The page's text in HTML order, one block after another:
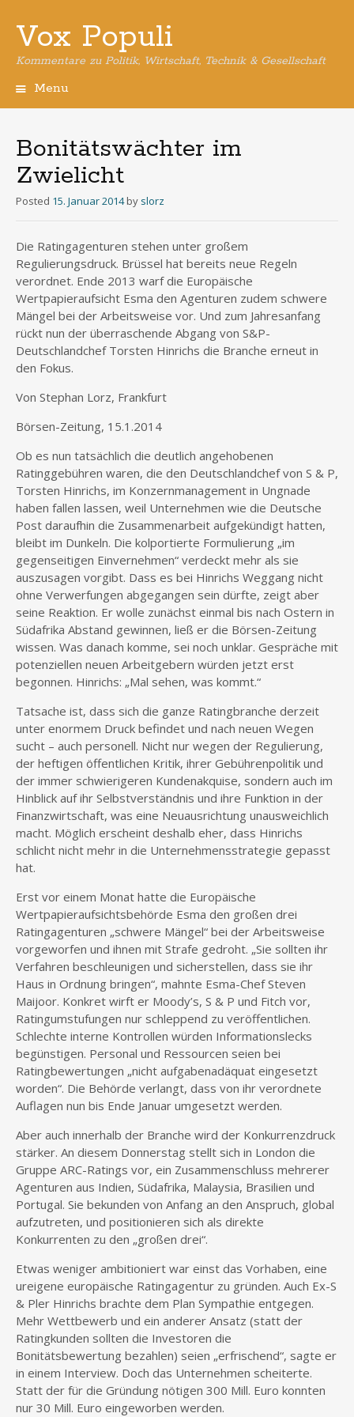
Vox Populi
Kommentare zu Politik, Wirtschaft, Technik & Gesellschaft
Menu
Bonitätswächter im
Zwielicht
Posted 15. Januar 2014 by slorz
Die Ratingagenturen stehen unter großem
Regulierungsdruck. Brüssel hat bereits neue Regeln
verordnet. Ende 2013 warf die Europäische
Wertpapieraufsicht Esma den Agenturen zudem schwere
Mängel bei der Arbeitsweise vor. Und zum Jahresanfang
rückt nun der überraschende Abgang von S&P-
Deutschlandchef Torsten Hinrichs die Branche erneut in
den Fokus.
Von Stephan Lorz, Frankfurt
Börsen-Zeitung, 15.1.2014
Ob es nun tatsächlich die deutlich angehobenen
Ratinggebühren waren, die den Deutschlandchef von S & P,
Torsten Hinrichs, im Konzernmanagement in Ungnade
haben fallen lassen, weil Unternehmen wie die Deutsche
Post daraufhin die Zusammenarbeit aufgekündigt hatten,
bleibt im Dunkeln. Die kolportierte Formulierung „im
gegenseitigen Einvernehmen“ verdeckt mehr als sie
auszusagen vorgibt. Dass es bei Hinrichs Weggang nicht
ohne Verwerfungen abgegangen sein dürfte, zeigt aber
seine Reaktion. Er wolle zunächst einmal bis nach Ostern in
Südafrika Abstand gewinnen, ließ er die Börsen-Zeitung
wissen. Was danach komme, sei noch unklar. Gespräche mit
potenziellen neuen Arbeitgebern würden jetzt erst
begonnen. Hinrichs: „Mal sehen, was kommt.“
Tatsache ist, dass sich die ganze Ratingbranche derzeit
unter enormem Druck befindet und nach neuen Wegen
sucht – auch personell. Nicht nur wegen der Regulierung,
der heftigen öffentlichen Kritik, ihrer Gebührenpolitik und
der immer schwierigeren Kundenakquise, sondern auch im
Hinblick auf ihr Selbstverständnis und ihre Funktion in der
Finanzwirtschaft, was eine Neuausrichtung unausweichlich
macht. Möglich erscheint deshalb eher, dass Hinrichs
schlicht nicht mehr in die Unternehmensstrategie gepasst
hat.
Erst vor einem Monat hatte die Europäische
Wertpapieraufsichtsbehörde Esma den großen drei
Ratingagenturen „schwere Mängel“ bei der Arbeitsweise
vorgeworfen und ihnen mit Strafe gedroht. „Sie sollten ihr
Verfahren beschleunigen und sicherstellen, dass sie ihr
Haus in Ordnung bringen“, mahnte Esma-Chef Steven
Maijoor. Konkret wirft er Moody’s, S & P und Fitch vor,
Ratingumstufungen nur schleppend zu veröffentlichen.
Schlechte interne Kontrollen würden Informationslecks
begünstigen. Personal und Ressourcen seien bei
Ratingbewertungen „nicht aufgabenadäquat eingesetzt
worden“. Die Behörde verlangt, dass von ihr verordnete
Auflagen nun bis Ende Januar umgesetzt werden.
Aber auch innerhalb der Branche wird der Konkurrenzdruck
stärker. An diesem Donnerstag stellt sich in London die
Gruppe ARC-Ratings vor, ein Zusammenschluss mehrerer
Agenturen aus Indien, Südafrika, Malaysia, Brasilien und
Portugal. Sie bekunden von Anfang an den Anspruch, global
aufzutreten, und positionieren sich als direkte
Konkurrenten zu den „großen drei“.
Etwas weniger ambitioniert war einst das Vorhaben, eine
ureigene europäische Ratingagentur zu gründen. Auch Ex-S
& Pler Hinrichs brachte dem Plan Sympathie entgegen.
Mehr Wettbewerb und ein anderer Ansatz (statt der
Ratingkunden sollten die Investoren die
Bonitätsbewertung bezahlen) seien „erfrischend“, sagte er
in einem Interview. Doch das Unternehmen scheiterte.
Statt der für die Gründung nötigen 300 Mill. Euro konnten
nur 30 Mill. Euro eingeworben werden.